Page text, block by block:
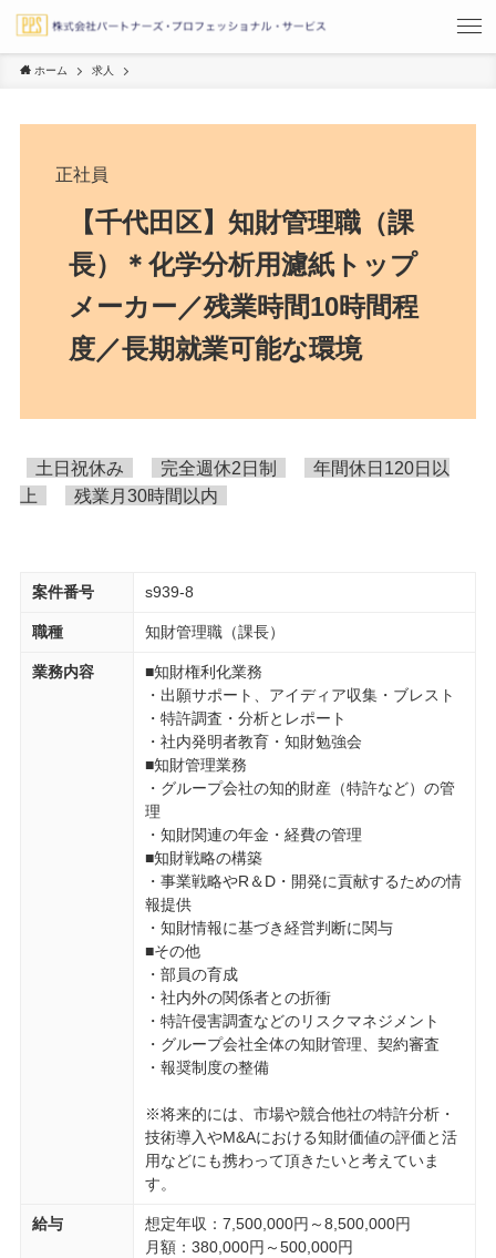
ホーム 求人
正社員
【千代田区】知財管理職（課
長）＊化学分析用濾紙トップ
メーカー／残業時間10時間程
度／長期就業可能な環境
土日祝休み 完全週休2日制
年間休日120日以
上
残業月30時間以内
案件番号 s939-8
職種 知財管理職（課長）
業務内容
■知財権利化業務
・出願サポート、アイディア収集・ブレスト
・特許調査・分析とレポート
・社内発明者教育・知財勉強会
■知財管理業務
・グループ会社の知的財産（特許など）の管
理
・知財関連の年金・経費の管理
■知財戦略の構築
・事業戦略やR＆D・開発に貢献するための情
報提供
・知財情報に基づき経営判断に関与
■その他
・部員の育成
・社内外の関係者との折衝
・特許侵害調査などのリスクマネジメント
・グループ会社全体の知財管理、契約審査
・報奨制度の整備
※将来的には、市場や競合他社の特許分析・
技術導入やM&Aにおける知財価値の評価と活
用などにも携わって頂きたいと考えていま
す。
給与
想定年収：7,500,000円～8,500,000円
月額：380,000円～500,000円